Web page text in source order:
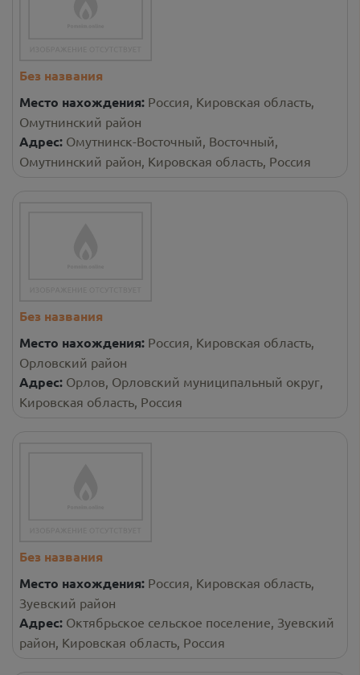
Без названия
Место нахождения: Россия, Кировская область,
Омутнинский район
Адрес: Омутнинск-Восточный, Восточный,
Омутнинский район, Кировская область, Россия
Без названия
Место нахождения: Россия, Кировская область,
Орловский район
Адрес: Орлов, Орловский муниципальный округ,
Кировская область, Россия
Без названия
Место нахождения: Россия, Кировская область,
Зуевский район
Адрес: Октябрьское сельское поселение, Зуевский
район, Кировская область, Россия